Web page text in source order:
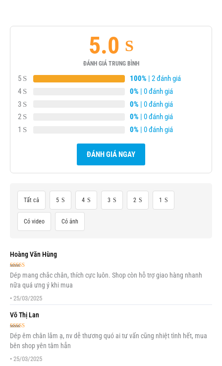
5.0
ĐÁNH GIÁ TRUNG BÌNH
5 100% | 2 đánh giá
4
0% | 0 đánh giá
3
0% | 0 đánh giá
2
0% | 0 đánh giá
1
0% | 0 đánh giá
ĐÁNH GIÁ NGAY
Tất cả 5 4 3 2 1
Có video Có ảnh
Hoàng Văn Hùng
Được xếp
hạng 55 sao
Dép mang chắc chân, thích cực luôn. Shop còn hỗ trợ giao hàng nhanh
nữa quá ưng ý khi mua
• 25/03/2025
Võ Thị Lan
Được xếp
hạng55 sao
Dép êm chân lắm ạ, nv dễ thương quó ai tư vấn cũng nhiệt tình hết, mua
bên shop yên tâm hẳn
• 25/03/2025